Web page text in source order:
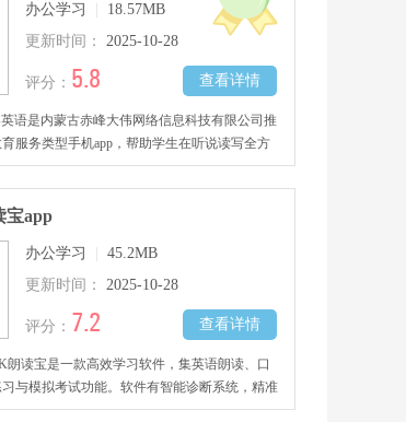
办公学习
18.57MB
更新时间：
2025-10-28
查看详情
评分： 5.8
语是内蒙古赤峰大伟网络信息科技有限公司推
服务类型手机app，帮助学生在听说读写全方
轻松提高英语成绩。根据专业科学的记忆系统
记忆设计。
宝app
办公学习
45.2MB
更新时间：
2025-10-28
查看详情
评分： 7.2
朗读宝是一款高效学习软件，集英语朗读、口
与模拟考试功能。软件有智能诊断系统，精准
户定制个性化学习计划。备考英语等级考试或